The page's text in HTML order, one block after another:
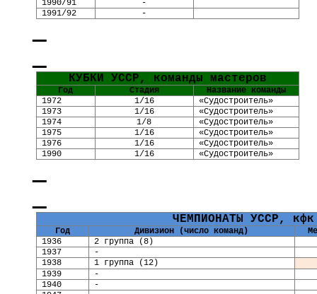
1990/91
-
1991/92
-
КУБКИ УССР, команды мастеров
Год Стадия
Название команды
1972
1/16
«Судостроитель»
1973
1/16
«Судостроитель»
1974
1/8
«Судостроитель»
1975
1/16
«Судостроитель»
1976
1/16
«Судостроитель»
1990
1/16 «Судостроитель»
ЧЕМПИОНАТЫ УССР, кфк
Год Дивизион (число команд)
1936
2 группа (8 )
1937
-
1938
1 группа (12)
1939
-
1940
-